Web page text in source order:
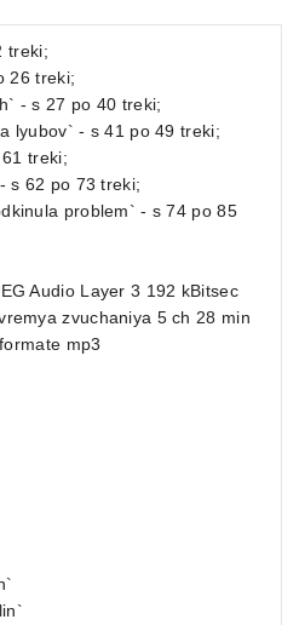
treki;
26 treki;
- s 27 po 40 treki;
lyubov` - s 41 po 49 treki;
treki;
s 62 po 73 treki;
problem` - s 74 po 85
Audio Layer 3 192 kBitsec
zvuchaniya 5 ch 28 min
mp3